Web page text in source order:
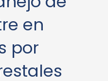
en
por